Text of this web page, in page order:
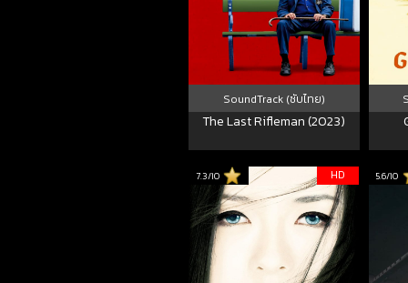
SoundTrack (ซับไทย)
The Last Rifleman (2023)
7.3/10 HD 5.6/10